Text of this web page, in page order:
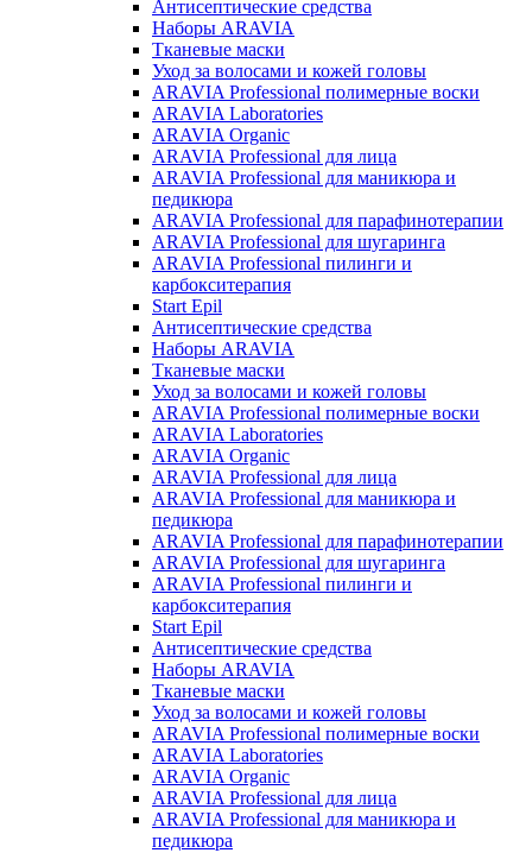
Антисептические средства
Наборы ARAVIA
Тканевые маски
Уход за волосами и кожей головы
ARAVIA Professional полимерные воски
ARAVIA Laboratories
ARAVIA Organic
ARAVIA Professional для лица
ARAVIA Professional для маникюра и
педикюра
ARAVIA Professional для парафинотерапии
ARAVIA Professional для шугаринга
ARAVIA Professional пилинги и
карбокситерапия
Start Epil
Антисептические средства
Наборы ARAVIA
Тканевые маски
Уход за волосами и кожей головы
ARAVIA Professional полимерные воски
ARAVIA Laboratories
ARAVIA Organic
ARAVIA Professional для лица
ARAVIA Professional для маникюра и
педикюра
ARAVIA Professional для парафинотерапии
ARAVIA Professional для шугаринга
ARAVIA Professional пилинги и
карбокситерапия
Start Epil
Антисептические средства
Наборы ARAVIA
Тканевые маски
Уход за волосами и кожей головы
ARAVIA Professional полимерные воски
ARAVIA Laboratories
ARAVIA Organic
ARAVIA Professional для лица
ARAVIA Professional для маникюра и
педикюра